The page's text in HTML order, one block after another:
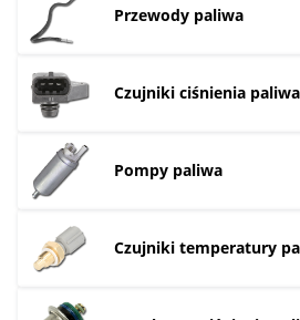
Przewody paliwa
Czujniki ciśnienia paliwa
Pompy paliwa
Czujniki temperatury